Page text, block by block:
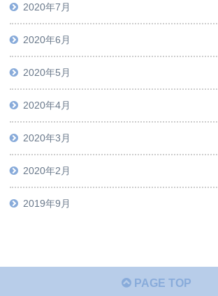
2020年7月
2020年6月
2020年5月
2020年4月
2020年3月
2020年2月
2019年9月
PAGE TOP